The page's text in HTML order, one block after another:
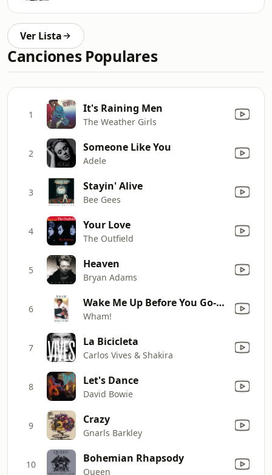
Ver Lista
Canciones Populares
1 It's Raining Men
The Weather Girls
2 Someone Like You
Adele
3 Stayin' Alive
Bee Gees
4 Your Love
The Outfield
5 Heaven
Bryan Adams
6 Wake Me Up Before You Go-Go
Wham!
7 La Bicicleta
Carlos Vives & Shakira
8 Let's Dance
David Bowie
9 Crazy
Gnarls Barkley
10 Bohemian Rhapsody
Queen